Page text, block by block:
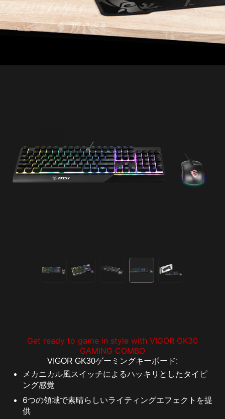
Get ready to game in style with VIGOR GK30
GAMING COMBO
VIGOR GK30ゲーミングキーボード:
メカニカル風スイッチによるハッキリとしたタイピ
ング感覚
6つの領域で素晴らしいライティングエフェクトを提
供